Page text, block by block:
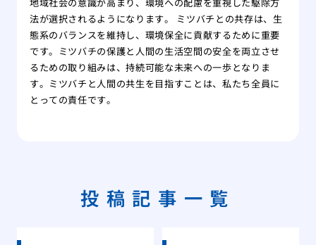
法が選択されるようになります。 ミツバチとの共存は、生
態系のバランスを維持し、環境保全に貢献するために重要
です。ミツバチの保護と人間の生活空間の安全を両立させ
るための取り組みは、持続可能な未来への一歩となりま
す。ミツバチと人間の共生を目指すことは、私たち全員に
とっての責任です。
投稿記事一覧